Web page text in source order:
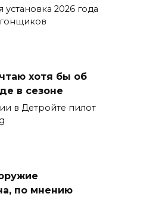
установка 2026 года
хотя бы об
в сезоне
в Детройте пилот
по мнению